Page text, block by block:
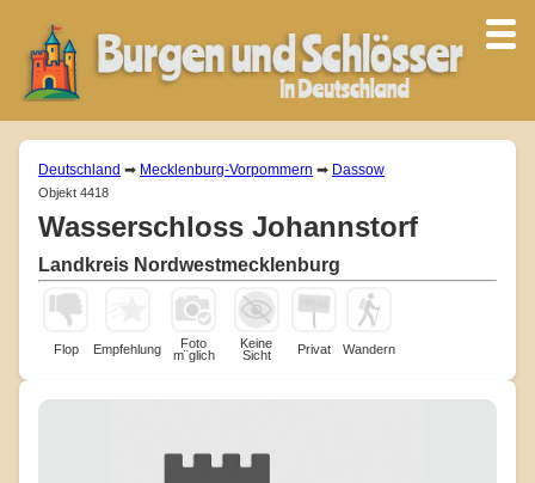
Deutschland ➡ Mecklenburg-Vorpommern ➡ Dassow
Objekt 4418
Wasserschloss Johannstorf
Landkreis Nordwestmecklenburg
Flop Empfehlung
Foto
m¨glich
Keine
Sicht
Privat Wandern